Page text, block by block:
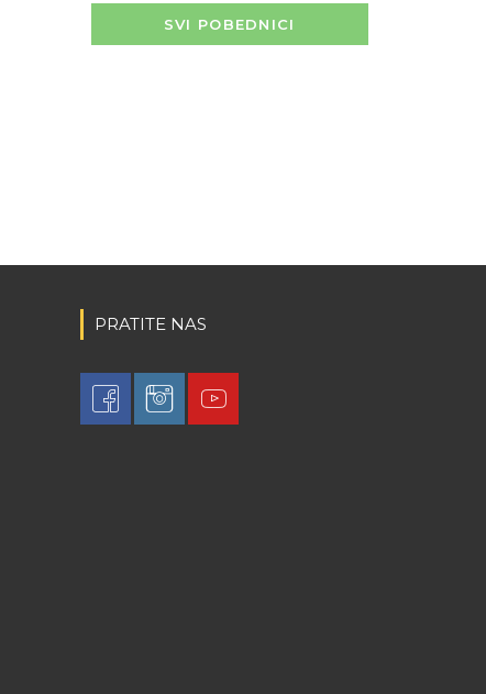
SVI POBEDNICI
PRATITE NAS